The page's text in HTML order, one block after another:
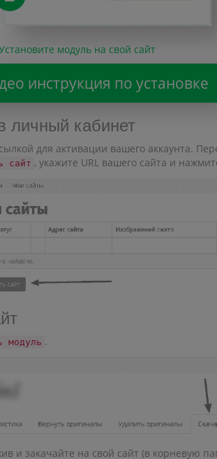
модуль на свой сайт
инструкция по установке
личный кабинет
для активации вашего аккаунта.
сайт , укажите URL вашего сайта и
модуль .
и закачайте на свой сайт (в корневую